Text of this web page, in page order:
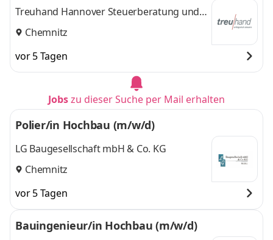
Treuhand Hannover Steuerberatung und
Wirtschaftsberatung für Heilberufe GmbH
Chemnitz
vor 5 Tagen
Jobszu dieser Suche per Mail erhalten
Polier/in Hochbau (m/w/d)
LG Baugesellschaft mbH & Co. KG
Chemnitz
vor 5 Tagen
Bauingenieur/in Hochbau (m/w/d)